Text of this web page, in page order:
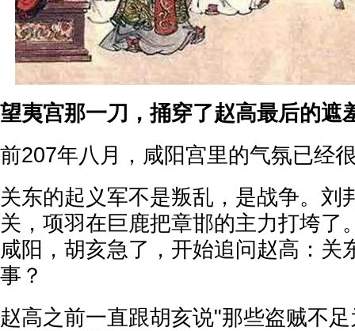
望夷宫那一刀，捅穿了赵高最后的遮
前207年八月，咸阳宫里的气氛已经
关东的起义军不是叛乱，是战争。刘
关，项羽在巨鹿把章邯的主力打垮了
咸阳，胡亥急了，开始追问赵高：关
事？
赵高之前一直跟胡亥说"那些盗贼不